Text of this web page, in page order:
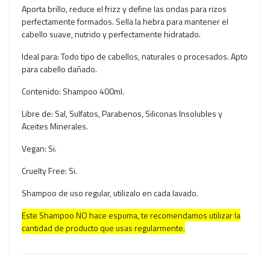
Aporta brillo, reduce el frizz y define las ondas para rizos
perfectamente formados. Sella la hebra para mantener el
cabello suave, nutrido y perfectamente hidratado.
Ideal para: Todo tipo de cabellos, naturales o procesados. Apto
para cabello dañado.
Contenido: Shampoo 400ml.
Libre de: Sal, Sulfatos, Parabenos, Siliconas Insolubles y
Aceites Minerales.
Vegan: Si.
Cruelty Free: Si.
Shampoo de uso regular, utilizalo en cada lavado.
Este Shampoo NO hace espuma, te recomendamos utilizar la
cantidad de producto que usas regularmente.